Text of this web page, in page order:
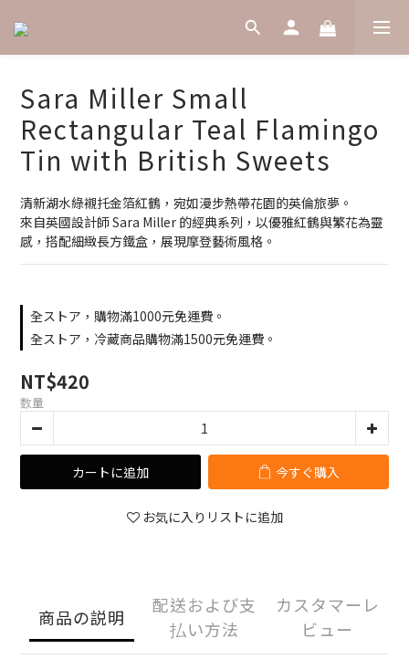
Sara Miller Small
Rectangular Teal Flamingo
Tin with British Sweets
清新湖水綠襯托金箔紅鶴，宛如漫步熱帶花園的英倫旅夢。
來自英國設計師 Sara Miller 的經典系列，以優雅紅鶴與繁花為靈
感，搭配細緻長方鐵盒，展現摩登藝術風格。
全ストア，購物滿1000元免運費。
全ストア，冷藏商品購物滿1500元免運費。
NT$420
数量
カートに追加 今すぐ購入
お気に入りリストに追加
商品の説明
配送および支
払い方法
カスタマーレ
ビュー